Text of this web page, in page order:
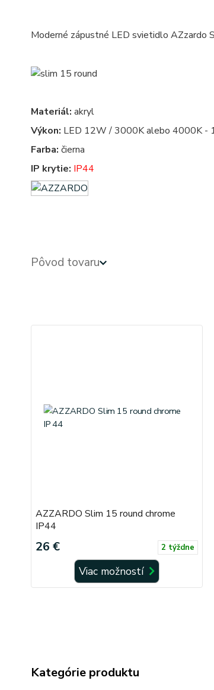
Moderné zápustné LED svietidlo AZzardo
Materiál: akryl
Výkon: LED 12W / 3000K alebo 4000K -
Farba: čierna
IP krytie: IP44
Pôvod tovaru
AZZARDO Slim 15 round chrome
IP44
26 € 2 týždne
Viac možností
Kategórie produktu